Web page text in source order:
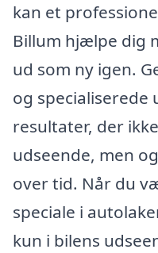
kan et
Billum hjælpe dig
ud som ny igen.
og specialiserede
resultater, der
udseende, men
over tid. Når du
speciale i
kun i bilens